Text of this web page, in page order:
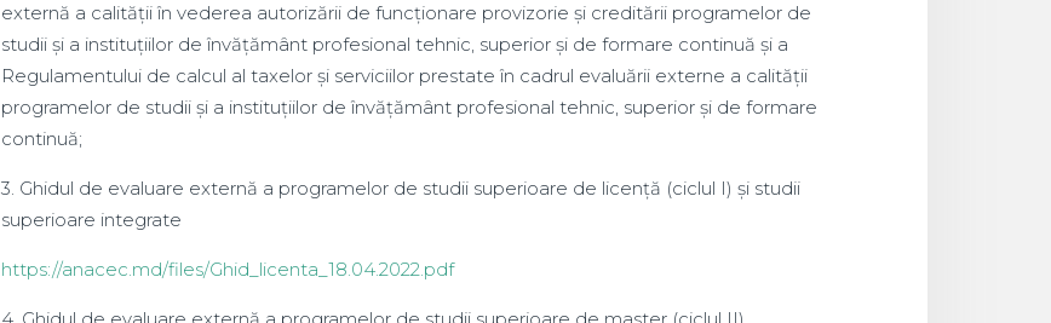
externă a calității în vederea autorizării de funcționare provizorie și creditării programelor de
studii și a instituțiilor de învățământ profesional tehnic, superior și de formare continuă și a
Regulamentului de calcul al taxelor și serviciilor prestate în cadrul evaluării externe a calității
programelor de studii și a instituțiilor de învățământ profesional tehnic, superior și de formare
continuă;
3. Ghidul de evaluare externă a programelor de studii superioare de licență (ciclul I) și studii
superioare integrate
https://anacec.md/files/Ghid_licenta_18.04.2022.pdf